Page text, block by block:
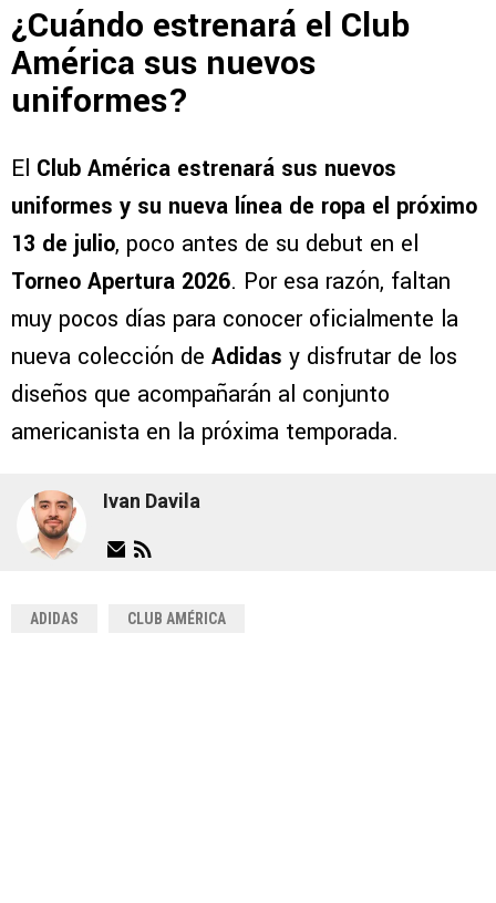
¿Cuándo estrenará el Club
América sus nuevos
uniformes?
El Club América estrenará sus nuevos
uniformes y su nueva línea de ropa el próximo
13 de julio, poco antes de su debut en el
Torneo Apertura 2026. Por esa razón, faltan
muy pocos días para conocer oficialmente la
nueva colección de Adidas y disfrutar de los
diseños que acompañarán al conjunto
americanista en la próxima temporada.
Ivan Davila
ADIDAS CLUB AMÉRICA